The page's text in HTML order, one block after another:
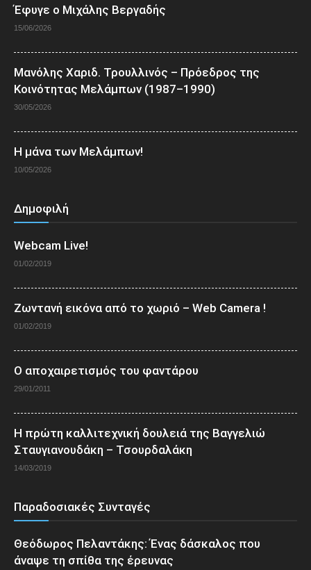
Έφυγε ο Μιχάλης Βεργαδής
15/06/2026
Μανόλης Χαριδ. Τρουλλινός – Πρόεδρος της
Κοινότητας Μελάμπων (1987–1990)
30/05/2026
Η μάνα των Μελάμπων!
10/05/2026
Δημοφιλή
Webcam Live!
01/02/2019
Ζωντανή εικόνα από το χωριό – Web Camera !
01/02/2019
Ο αποχαιρετισμός του φαντάρου
29/01/2011
Η πρώτη καλλιτεχνική δουλειά της Βαγγελιώ
Σταυγιανουδάκη – Τσουρδαλάκη
14/03/2019
Παραδοσιακές Συνταγές
Θεόδωρος Πελαντάκης: Ένας δάσκαλος που
άναψε τη σπίθα της έρευνας